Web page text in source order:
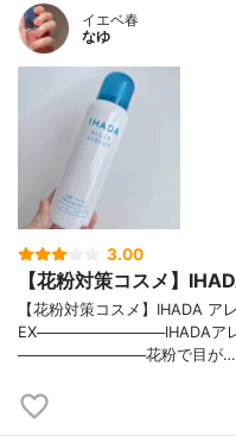
イエベ春
なゆ
3.00
【花粉対策コスメ】
【花粉対策コスメ】IHADA ア
EX────────────IHADAア
────────────花粉で目が…